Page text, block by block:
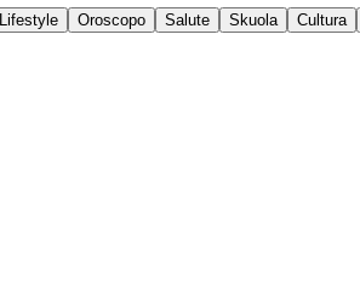
Lifestyle Oroscopo Salute Skuola Cultura